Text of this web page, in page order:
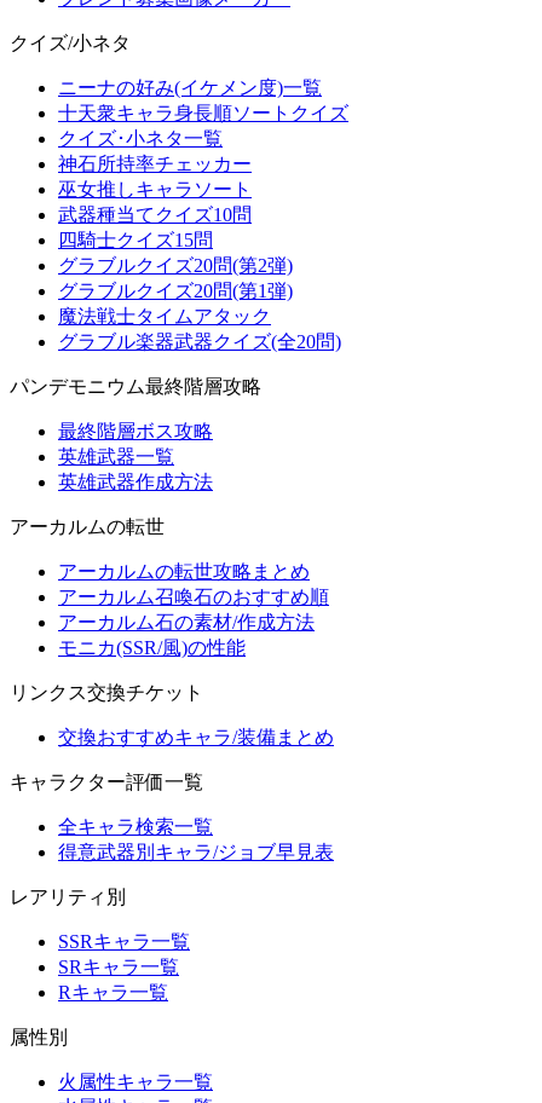
クイズ/小ネタ
ニーナの好み(イケメン度)一覧
十天衆キャラ身長順ソートクイズ
クイズ･小ネタ一覧
神石所持率チェッカー
巫女推しキャラソート
武器種当てクイズ10問
四騎士クイズ15問
グラブルクイズ20問(第2弾)
グラブルクイズ20問(第1弾)
魔法戦士タイムアタック
グラブル楽器武器クイズ(全20問)
パンデモニウム最終階層攻略
最終階層ボス攻略
英雄武器一覧
英雄武器作成方法
アーカルムの転世
アーカルムの転世攻略まとめ
アーカルム召喚石のおすすめ順
アーカルム石の素材/作成方法
モニカ(SSR/風)の性能
リンクス交換チケット
交換おすすめキャラ/装備まとめ
キャラクター評価一覧
全キャラ検索一覧
得意武器別キャラ/ジョブ早見表
レアリティ別
SSRキャラ一覧
SRキャラ一覧
Rキャラ一覧
属性別
火属性キャラ一覧